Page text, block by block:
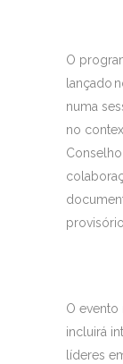
O
lançado
numa
no
O evento
incluirá
líderes